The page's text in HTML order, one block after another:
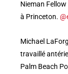
Nieman
à Princeton.
Michael
travaillé
Palm Beach